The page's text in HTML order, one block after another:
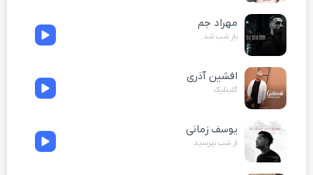
مهراد جم
باز شب شد
افشین آذری
گلینلیک
یوسف زمانی
از شب بپرسید